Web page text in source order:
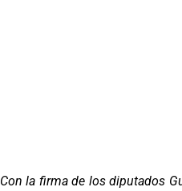
Con la firma de los diputados